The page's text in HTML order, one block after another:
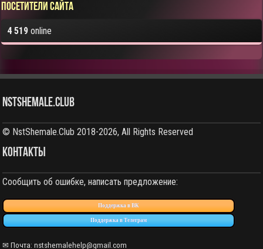
Посетители сайта
4 519 online
NstShemale.Club
© NstShemale.Club 2018-2026, All Rights Reserved
КОНТАКТЫ
Сообщить об ошибке, написать предложение:
Поддержка в ВК
Поддержка в Телеграм
✉ Почта: nstshemalehelp@gmail.com